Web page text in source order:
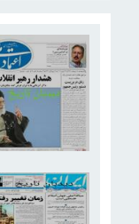
۹۴۵